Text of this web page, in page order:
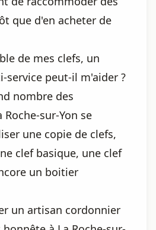
que d'en acheter de
de mes clefs, un
service peut-il m'aider ?
nombre des
sur-Yon se
une copie de clefs,
clef basique, une clef
un boitier
un artisan cordonnier